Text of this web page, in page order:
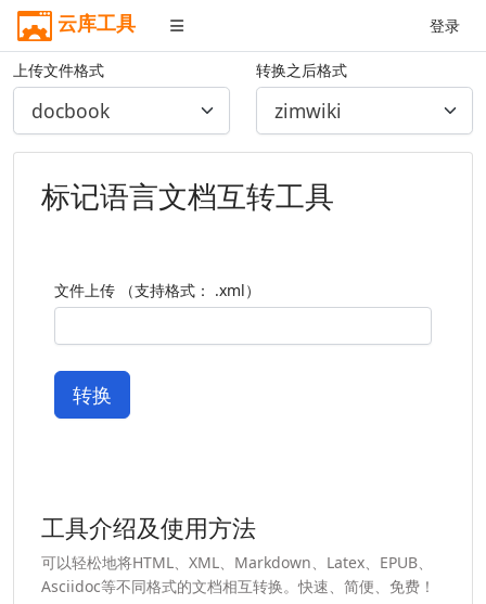
云库工具 登录
上传文件格式 转换之后格式
标记语言文档互转工具
文件上传 （支持格式： .xml）
转换
工具介绍及使用方法
可以轻松地将HTML、XML、Markdown、Latex、EPUB、
Asciidoc等不同格式的文档相互转换。快速、简便、免费！